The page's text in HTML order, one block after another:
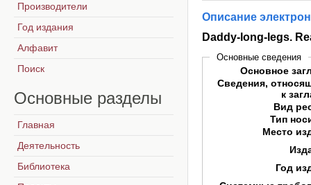
Описание
Daddy-long-legs.
Основные сведения
Основное
Сведения,
к
Вид
Тип
Место
Год
Производители
Год издания
Алфавит
Поиск
Основные разделы
Главная
Деятельность
Библиотека